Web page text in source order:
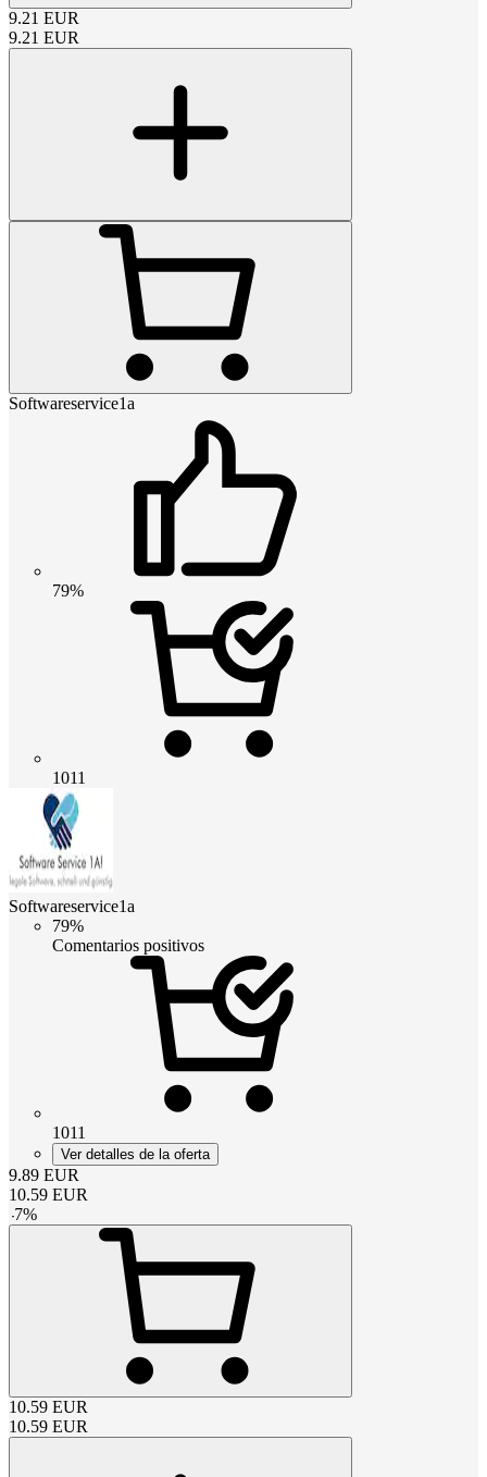
9.21 EUR
9.21 EUR
Softwareservice1a
79%
1011
Softwareservice1a
79%
Comentarios positivos
1011
Ver detalles de la oferta
9.89 EUR
10.59 EUR
-7%
10.59 EUR
10.59 EUR